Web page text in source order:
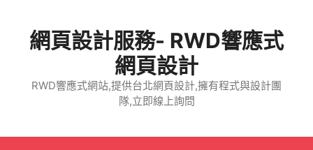
網頁設計服務- RWD響應式
網頁設計
RWD響應式網站,提供台北網頁設計,擁有程式與設計團
隊,立即線上詢問